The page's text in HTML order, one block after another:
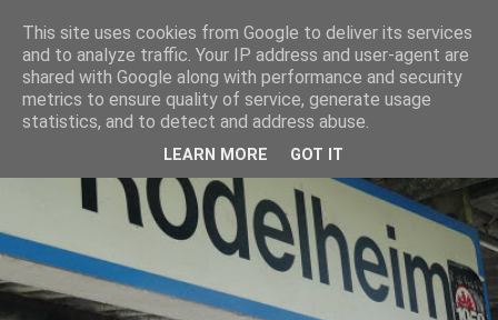
This site uses cookies from Google to deliver its services
and to analyze traffic. Your IP address and user-agent are
shared with Google along with performance and security
metrics to ensure quality of service, generate usage
statistics, and to detect and address abuse.
LEARN MORE GOT IT